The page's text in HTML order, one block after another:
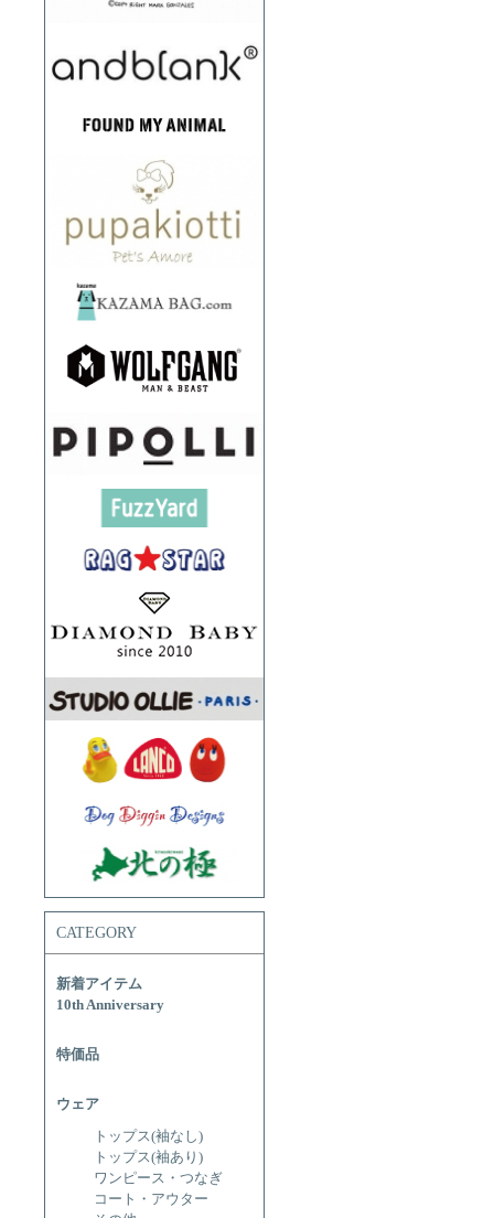
CATEGORY
新着アイテム
10th Anniversary
特価品
ウェア
トップス(袖なし)
トップス(袖あり)
ワンピース・つなぎ
コート・アウター